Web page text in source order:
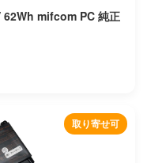
mifcom PC 純正
取り寄せ可